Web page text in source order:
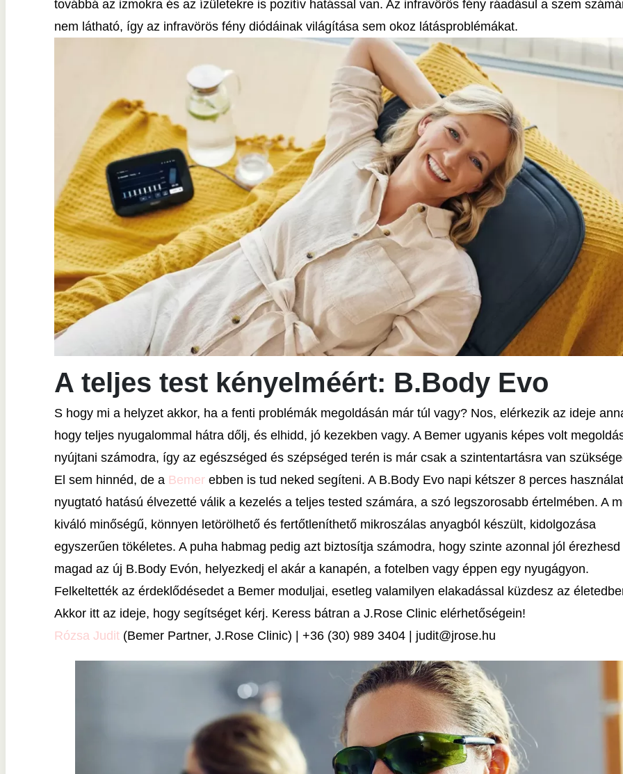
továbbá az izmokra és az ízületekre is pozitív hatással van. Az infravörös fény ráadásul a szem
nem látható, így az infravörös fény diódáinak világítása sem okoz látásproblémákat.
A teljes test kényelméért: B.Body Evo
S hogy mi a helyzet akkor, ha a fenti problémák megoldásán már túl vagy? Nos, elérkezik az ideje
hogy teljes nyugalommal hátra dőlj, és elhidd, jó kezekben vagy. A Bemer ugyanis képes volt
nyújtani számodra, így az egészséged és szépséged terén is már csak a szintentartásra van
El sem hinnéd, de a Bemer ebben is tud neked segíteni. A B.Body Evo napi kétszer 8 perces
nyugtató hatású élvezetté válik a kezelés a teljes tested számára, a szó legszorosabb értelmében. A
kiváló minőségű, könnyen letörölhető és fertőtleníthető mikroszálas anyagból készült, kidolgozása
egyszerűen tökéletes. A puha habmag pedig azt biztosítja számodra, hogy szinte azonnal jól érezhesd
magad az új B.Body Evón, helyezkedj el akár a kanapén, a fotelben vagy éppen egy nyugágyon.
Felkeltették az érdeklődésedet a Bemer moduljai, esetleg valamilyen elakadással küzdesz az
Akkor itt az ideje, hogy segítséget kérj. Keress bátran a J.Rose Clinic elérhetőségein!
Rózsa Judit (Bemer Partner, J.Rose Clinic) | +36 (30) 989 3404 | judit@jrose.hu